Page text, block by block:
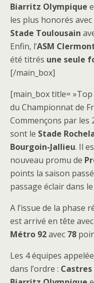
Biarritz Olympique
les plus honorés avec
Stade Toulousain
Enfin, l’ASM
été titrés une seule
[/main_box]
[main_box title=
du Championnat de
Commençons par les
sont le Stade
Bourgoin-Jallieu. Il
nouveau promu de
points la saison
passage éclair dans le
A l’issue de la phase
est arrivé en tête avec
Métro 92avec 78
Les 4 équipes
dans l’ordre :